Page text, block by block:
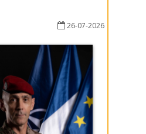
26-07-2026